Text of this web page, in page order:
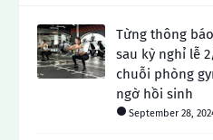
Từng thông
sau kỳ nghỉ lễ
chuỗi phòng
ngờ hồi sinh
September 28,